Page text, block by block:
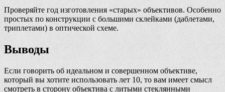
Проверяйте год изготовления «старых» объективов. Особенно
простых по конструкции с большими склейками (даблетами,
триплетами) в оптической схеме.
Выводы
Если говорить об идеальном и совершенном объективе,
который вы хотите использовать лет 10, то вам имеет смысл
смотреть в сторону объектива с литыми стеклянными